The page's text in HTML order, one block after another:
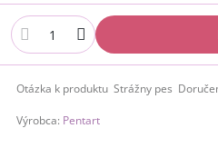
Otázka k produktu Strážny pes
Výrobca: Pentart